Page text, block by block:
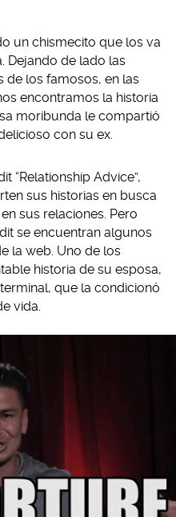
un chismecito que los va
Dejando de lado las
de los famosos, en las
encontramos la historia
moribunda le compartió
con su ex.
“Relationship Advice”,
sus historias en busca
sus relaciones. Pero
se encuentran algunos
la web. Uno de los
historia de su esposa,
que la condicionó
vida.